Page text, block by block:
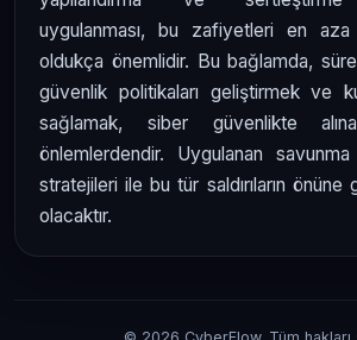
uygulanması, bu zafiyetleri en
oldukça önemlidir. Bu bağlamda,
güvenlik politikaları geliştirmek ve
sağlamak, siber güvenlikte
önlemlerdendir. Uygulanan
stratejileri ile bu tür saldırıların
olacaktır.